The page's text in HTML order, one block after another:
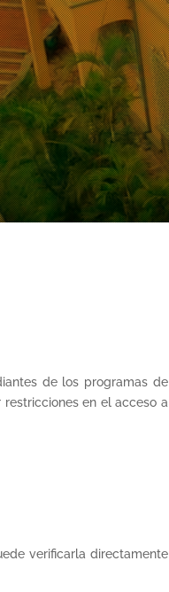
de los programas de
en el acceso a
verificarla directamente